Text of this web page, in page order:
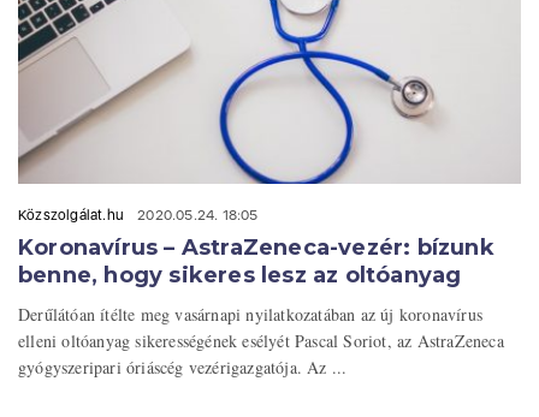
Közszolgálat.hu 2020.05.24. 18:05
Koronavírus – AstraZeneca-vezér: bízunk
benne, hogy sikeres lesz az oltóanyag
Derűlátóan ítélte meg vasárnapi nyilatkozatában az új koronavírus
elleni oltóanyag sikerességének esélyét Pascal Soriot, az AstraZeneca
gyógyszeripari óriáscég vezérigazgatója. Az ...